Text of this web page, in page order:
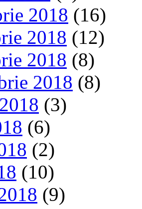
2018 (16)
2018 (12)
2018 (8)
2018 (8)
(3)
(6)
(2)
(10)
(9)